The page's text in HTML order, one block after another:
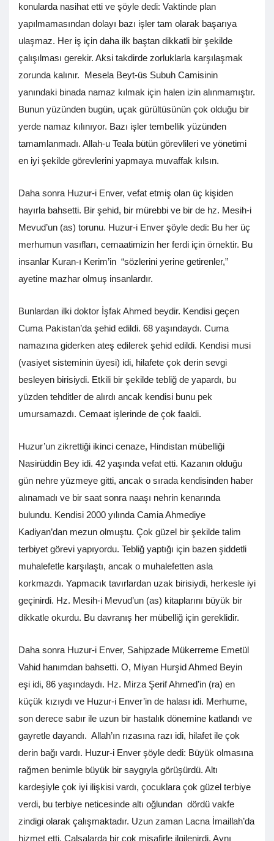
konularda nasihat etti ve şöyle dedi: Vaktinde plan
yapılmamasından dolayı bazı işler tam olarak başarıya
ulaşmaz. Her iş için daha ilk baştan dikkatli bir şekilde
çalışılması gerekir. Aksi takdirde zorluklarla karşılaşmak
zorunda kalınır. Mesela Beyt-üs Subuh Camisinin
yanındaki binada namaz kılmak için halen izin alınmamıştır.
Bunun yüzünden bugün, uçak gürültüsünün çok olduğu bir
yerde namaz kılınıyor. Bazı işler tembellik yüzünden
tamamlanmadı. Allah-u Teala bütün görevlileri ve yönetimi
en iyi şekilde görevlerini yapmaya muvaffak kılsın.
Daha sonra Huzur-i Enver, vefat etmiş olan üç kişiden
hayırla bahsetti. Bir şehid, bir mürebbi ve bir de hz. Mesih-i
Mevud’un (as) torunu. Huzur-i Enver şöyle dedi: Bu her üç
merhumun vasıfları, cemaatimizin her ferdi için örnektir. Bu
insanlar Kuran-ı Kerim’in “sözlerini yerine getirenler,”
ayetine mazhar olmuş insanlardır.
Bunlardan ilki doktor İşfak Ahmed beydir. Kendisi geçen
Cuma Pakistan’da şehid edildi. 68 yaşındaydı. Cuma
namazına giderken ateş edilerek şehid edildi. Kendisi musi
(vasiyet sisteminin üyesi) idi, hilafete çok derin sevgi
besleyen birisiydi. Etkili bir şekilde tebliğ de yapardı, bu
yüzden tehditler de alırdı ancak kendisi bunu pek
umursamazdı. Cemaat işlerinde de çok faaldi.
Huzur’un zikrettiği ikinci cenaze, Hindistan mübelliği
Nasirüddin Bey idi. 42 yaşında vefat etti. Kazanın olduğu
gün nehre yüzmeye gitti, ancak o sırada kendisinden haber
alınamadı ve bir saat sonra naaşı nehrin kenarında
bulundu. Kendisi 2000 yılında Camia Ahmediye
Kadiyan’dan mezun olmuştu. Çok güzel bir şekilde talim
terbiyet görevi yapıyordu. Tebliğ yaptığı için bazen şiddetli
muhalefetle karşılaştı, ancak o muhalefetten asla
korkmazdı. Yapmacık tavırlardan uzak birisiydi, herkesle iyi
geçinirdi. Hz. Mesih-i Mevud’un (as) kitaplarını büyük bir
dikkatle okurdu. Bu davranış her mübelliğ için gereklidir.
Daha sonra Huzur-i Enver, Sahipzade Mükerreme Emetül
Vahid hanımdan bahsetti. O, Miyan Hurşid Ahmed Beyin
eşi idi, 86 yaşındaydı. Hz. Mirza Şerif Ahmed’in (ra) en
küçük kızıydı ve Huzur-i Enver’in de halası idi. Merhume,
son derece sabır ile uzun bir hastalık dönemine katlandı ve
gayretle dayandı. Allah’ın rızasına razı idi, hilafet ile çok
derin bağı vardı. Huzur-i Enver şöyle dedi: Büyük olmasına
rağmen benimle büyük bir saygıyla görüşürdü. Altı
kardeşiyle çok iyi ilişkisi vardı, çocuklara çok güzel terbiye
verdi, bu terbiye neticesinde altı oğlundan dördü vakfe
zindigi olarak çalışmaktadır. Uzun zaman Lacna İmaillah’da
hizmet etti. Calsalarda bir çok misafirle ilgilenirdi. Aynı